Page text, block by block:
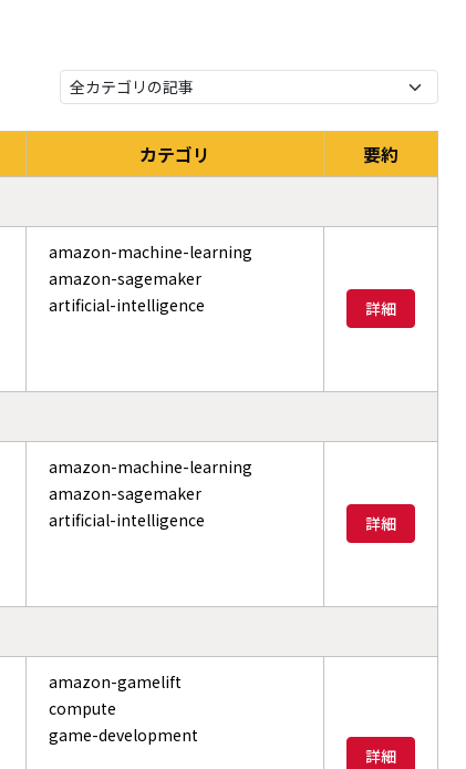
カテゴリ 要約
amazon-machine-learning
amazon-sagemaker
artificial-intelligence
詳細
amazon-machine-learning
amazon-sagemaker
artificial-intelligence
詳細
amazon-gamelift
compute
game-development
詳細